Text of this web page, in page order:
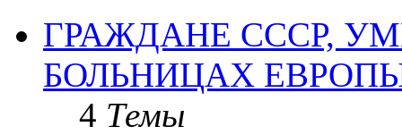
ГРАЖДАНЕ СССР,
БОЛЬНИЦАХ
4 Темы